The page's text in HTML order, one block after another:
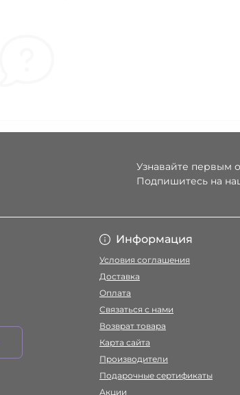
Узнавайте первым
Подпишитесь на
Информация
Условия соглашения
Доставка
Оплата
Связаться с нами
Возврат товара
Карта сайта
Производители
Подарочные сертификаты
Акции